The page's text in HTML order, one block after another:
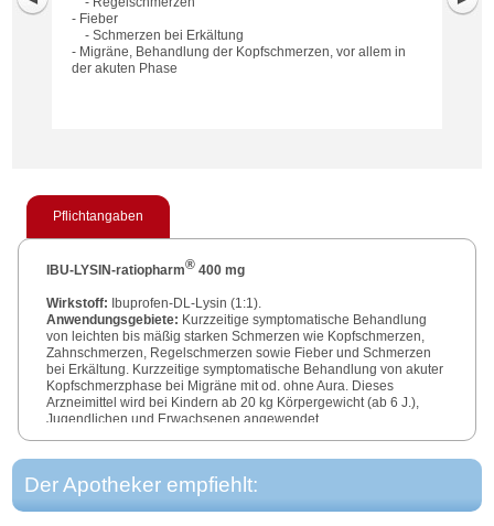
- Fieber
- Schmerzen bei Erkältung
- Migräne, Behandlung der Kopfschmerzen, vor allem in
der akuten Phase
Pflichtangaben
IBU-LYSIN-ratiopharm®400 mg
Wirkstoff: Ibuprofen-DL-Lysin (1:1).
Anwendungsgebiete: Kurzzeitige symptomatische Behandlung
von leichten bis mäßig starken Schmerzen wie Kopfschmerzen,
Zahnschmerzen, Regelschmerzen sowie Fieber und Schmerzen
bei Erkältung. Kurzzeitige symptomatische Behandlung von akuter
Kopfschmerzphase bei Migräne mit od. ohne Aura. Dieses
Arzneimittel wird bei Kindern ab 20 kg Körpergewicht (ab 6 J.),
Jugendlichen und Erwachsenen angewendet.
Zu Risiken und Nebenwirkungen lesen Sie die Packungsbeilage
Der Apotheker empfiehlt: